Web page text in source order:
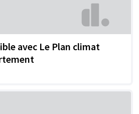
avec Le Plan climat